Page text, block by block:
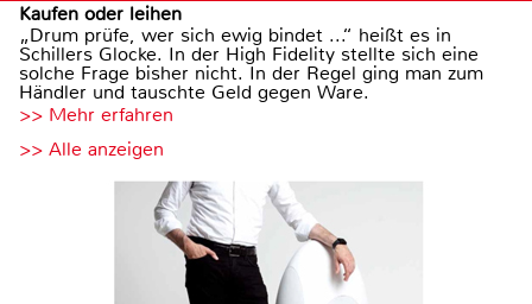
Kaufen oder leihen
„Drum prüfe, wer sich ewig bindet ...“ heißt es in
Schillers Glocke. In der High Fidelity stellte sich eine
solche Frage bisher nicht. In der Regel ging man zum
Händler und tauschte Geld gegen Ware.
>> Mehr erfahren
>> Alle anzeigen